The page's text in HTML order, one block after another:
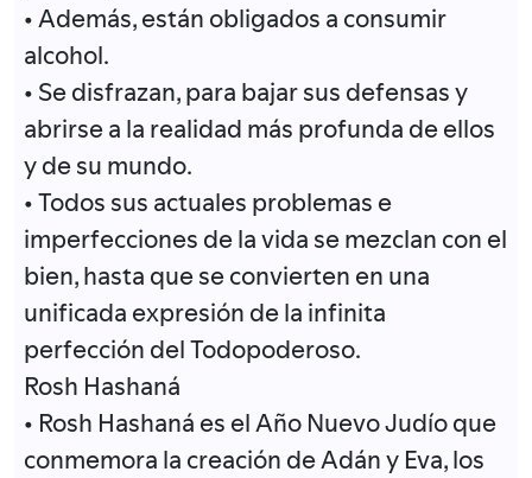
• Además, están obligados a consumir
alcohol.
• Se disfrazan, para bajar sus defensas y
abrirse a la realidad más profunda de ellos
y de su mundo.
• Todos sus actuales problemas e
imperfecciones de la vida se mezclan con el
bien, hasta que se convierten en una
unificada expresión de la infinita
perfección del Todopoderoso.
Rosh Hashaná
• Rosh Hashaná es el Año Nuevo Judío que
conmemora la creación de Adán y Eva, los